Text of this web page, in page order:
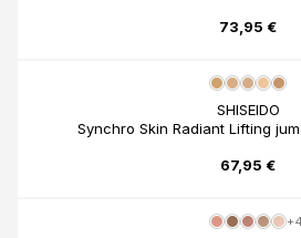
73,95 €
SHISEIDO
Synchro Skin Radiant Lifting
67,95 €
+4